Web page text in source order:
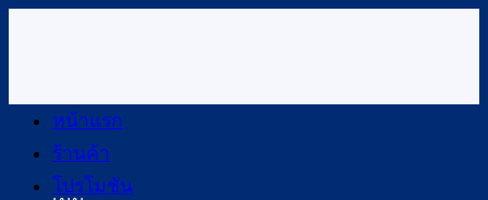
เนื้อหาหน้าแรก
ร้านค้า
โปรโมชัน